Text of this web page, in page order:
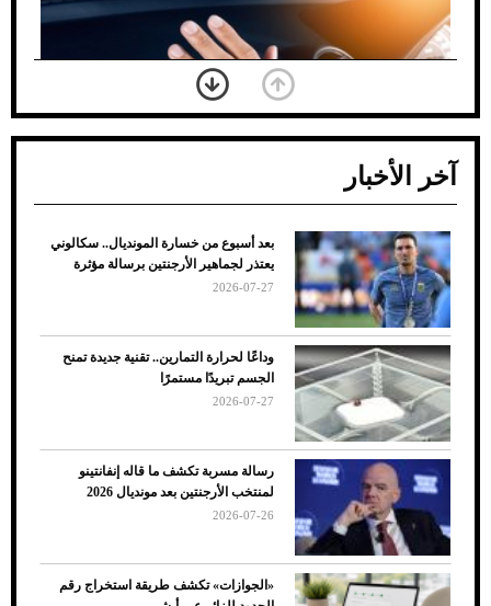
ضعف تبريد مكيف السيارة عند الوقوف.. أشهر
الأسباب والحلول
7 نصائح لاختيار لون البنطلون المناسب للقميص
الأسود
آخر الأخبار
بعد أسبوع من خسارة المونديال.. سكالوني
يعتذر لجماهير الأرجنتين برسالة مؤثرة
2026-07-27
وداعًا لحرارة التمارين.. تقنية جديدة تمنح
الجسم تبريدًا مستمرًا
2026-07-27
رسالة مسربة تكشف ما قاله إنفانتينو
لمنتخب الأرجنتين بعد مونديال 2026
2026-07-26
«الجوازات» تكشف طريقة استخراج رقم